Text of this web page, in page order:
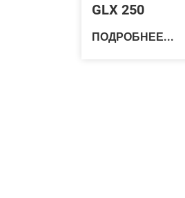
GLX 250
ПОДРОБНЕЕ...